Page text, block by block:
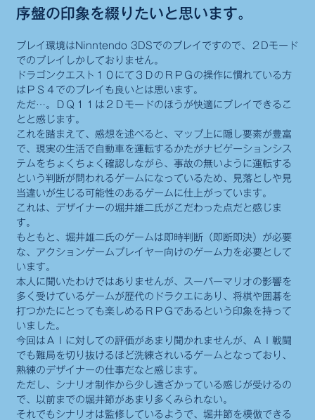
序盤の印象を綴りたいと思います。
プレイ環境はNinntendo 3DSでのプレイですので、２Dモード
でのプレイしかしておりません。
ドラゴンクエスト１０にて３ＤのＲＰＧの操作に慣れている方
はＰＳ４でのプレイも良いとは思います。
ただ…。ＤＱ１１は２Ｄモードのほうが快適にプレイできるこ
とと感じます。
これを踏まえて、感想を述べると、マップ上に隠し要素が豊富
で、現実の生活で自動車を運転するかたがナビゲーションシス
テムをちょくちょく確認しながら、事故の無いように運転する
という判断が問われるゲームになっているため、見落としや見
当違いが生じる可能性のあるゲームに仕上がっています。
これは、デザイナーの堀井雄二氏がこだわった点だと感じま
す。
もともと、堀井雄二氏のゲームは即時判断（即断即決）が必要
な、アクションゲームプレイヤー向けのゲーム力を必要として
います。
本人に聞いたわけではありませんが、スーパーマリオの影響を
多く受けているゲームが歴代のドラクエにあり、将棋や囲碁を
打つかたにとっても楽しめるＲＰＧであるという印象を持って
いました。
今回はＡＩに対しての評価があまり聞かれませんが、ＡＩ戦闘
でも難局を切り抜けるほど洗練されいるゲームとなっており、
熟練のデザイナーの仕事だなと感じます。
ただし、シナリオ制作から少し遠ざかっている感じが受けるの
で、以前までの堀井節があまり多くみられない。
それでもシナリオは監修しているようで、堀井節を模倣できる